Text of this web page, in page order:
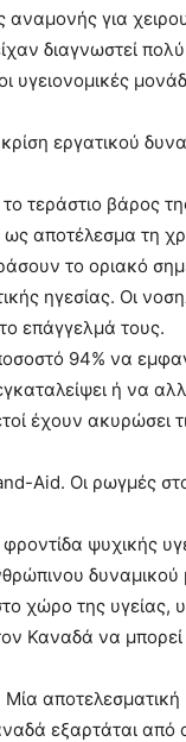
για
διαγνωστεί
εργατικού
τεράστιο βάρος
αποτέλεσμα τη
το οριακό
ηγεσίας. Οι
επάγγελμά τους.
94% να
ή να
έχουν ακυρώσει
Aid. Οι ρωγμές
ψυχικής
χώρο της υγείας,
Καναδά να
εξαρτάται από